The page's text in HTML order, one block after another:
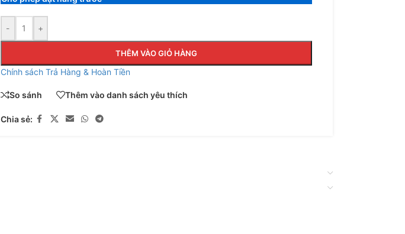
- +
THÊM VÀO GIỎ HÀNG
Chính sách Trả Hàng & Hoàn Tiền
So sánh Thêm vào danh sách yêu thích
Chia sẻ: